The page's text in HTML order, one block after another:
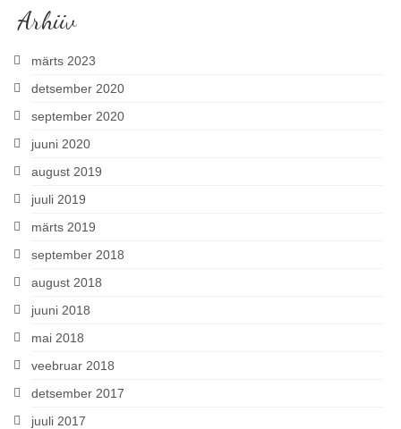
Arhiiv
märts 2023
detsember 2020
september 2020
juuni 2020
august 2019
juuli 2019
märts 2019
september 2018
august 2018
juuni 2018
mai 2018
veebruar 2018
detsember 2017
juuli 2017